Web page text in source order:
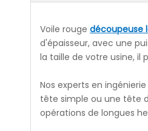
Voile rouge découpeuse
d'épaisseur, avec une
la taille de votre usine,
Nos experts en
tête simple ou une tête
opérations de longues